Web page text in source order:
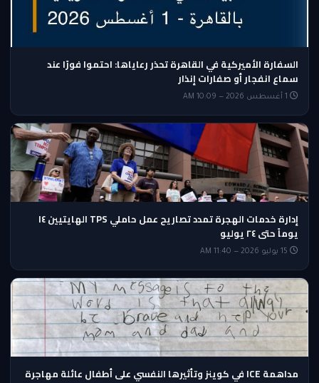
السفارة الأميركية في القاهرة تحذر رعاياها: احتموا فورًا عند
سماع انفجار أو صفارات إنذار
إدارة خدمات الهجرة تمدد تصاريح عمل حاملي TPS الهايتيين ١٤
يوماً حتى ٢٤ يوليو
مداهمة ICE في كوينز وتأثيرها النفسي على أطفال عائلة مهاجرة